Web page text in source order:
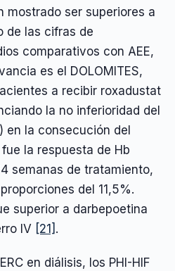
mostrado ser superiores a
de las cifras de
comparativos con AEE,
es el DOLOMITES,
a recibir roxadustat
la no inferioridad del
en la consecución del
la respuesta de Hb
semanas de tratamiento,
del 11,5%.
superior a darbepoetina
IV [21] .
en diálisis, los PHI-HIF